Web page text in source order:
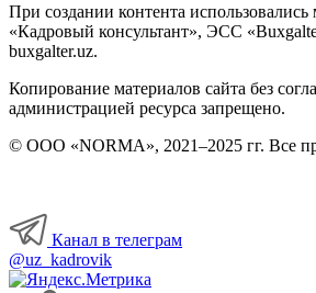
При создании контента
«Кадровый консультант», ЭСС
buxgalter.uz.
Копирование материалов сайта без
администрацией ресурса запрещено.
© ООО «NORMA», 2021–2025 гг. Все
Канал в телеграм
@uz_kadrovik